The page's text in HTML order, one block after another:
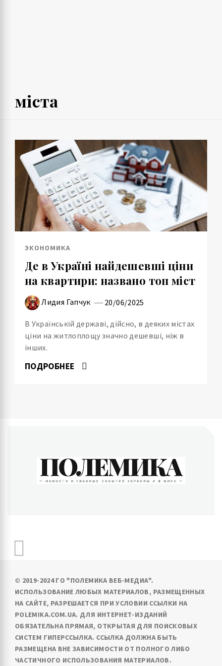
міста
ЭКОНОМИКА
Де в Україні найдешевші ціни
на квартири: названо топ міст
Лидия Гапчук 20/06/2025
В Українській державі, дійсно, в деяких містах
ціни на житлоплощу значно дешевші, ніж в
інших.
ПОДРОБНЕЕ
© 2019-2024 ГО "ПОЛЕМИКА ВЕБ-МЕДИА".
ИСПОЛЬЗОВАНИЕ ЛЮБЫХ МАТЕРИАЛОВ, РАЗМЕЩЕННЫХ
НА САЙТЕ, РАЗРЕШАЕТСЯ ПРИ УСЛОВИИ ССЫЛКИ НА
POLEMIKA.COM.UA. ДЛЯ ИНТЕРНЕТ-ИЗДАНИЙ
ОБЯЗАТЕЛЬНА ПРЯМАЯ, ОТКРЫТАЯ ДЛЯ ПОИСКОВЫХ
СИСТЕМ ГИПЕРССЫЛКА. ССЫЛКА ДОЛЖНА БЫТЬ
РАЗМЕЩЕНА ВНЕ ЗАВИСИМОСТИ ОТ ПОЛНОГО ЛИБО
ЧАСТИЧНОГО ИСПОЛЬЗОВАНИЯ МАТЕРИАЛОВ.